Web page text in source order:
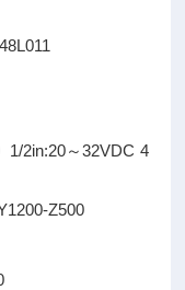
1/2in:20～32VDC 4
Z500